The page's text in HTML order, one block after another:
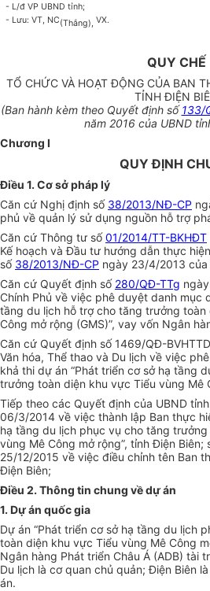
- L/đ VP UBND tỉnh;
- Lưu: VT, NC(Thắng), VX.
QUY CHẾ
TỔ CHỨC VÀ HOẠT ĐỘNG CỦA BAN
TỈNH ĐIỆN
(Ban hành kèm theo Quyết định số133/
năm 2016 của UBND
Chương I
QUY ĐỊNH
Điều 1. Cơ sở pháp lý
Căn cứ Nghị định số 38/2013/NĐ-CP
phủ về quản lý sử dụng nguồn hỗ trợ
Căn cứ Thông tư số01/2014/TT-BKHĐT
Kế hoạch và Đầu tư hướng dẫn thực
số 38/2013/NĐ-CP ngày 23/4/2013 của
Căn cứ Quyết định số 280/QĐ-TTg
Chính Phủ về việc phê duyệt danh mục
tầng du lịch hỗ trợ cho tăng trưởng
Công mở rộng (GMS)”, vay vốn Ngân
Căn cứ Quyết định số 1469/QĐ-
Văn hóa, Thể thao và Du lịch về việc
khả thi dự án “Phát triển cơ sở hạ tầng
trưởng toàn diện khu vực Tiểu vùng Mê
Tiếp theo các Quyết định của UBND
06/3/2014 về việc thành lập Ban thực
hạ tầng du lịch phục vụ cho tăng
vùng Mê Công mở rộng”, tỉnh Điện Biên;
25/12/2015 về việc điều chỉnh tên Ban
Điện Biên;
Điều 2. Thông tin chung về dự án
1. Dự án quốc gia
Dự án “Phát triển cơ sở hạ tầng du lịch
toàn diện khu vực Tiểu vùng Mê Công
Ngân hàng Phát triển Châu Á (ADB) tài
Du lịch là cơ quan chủ quản;Điện Biên
án.